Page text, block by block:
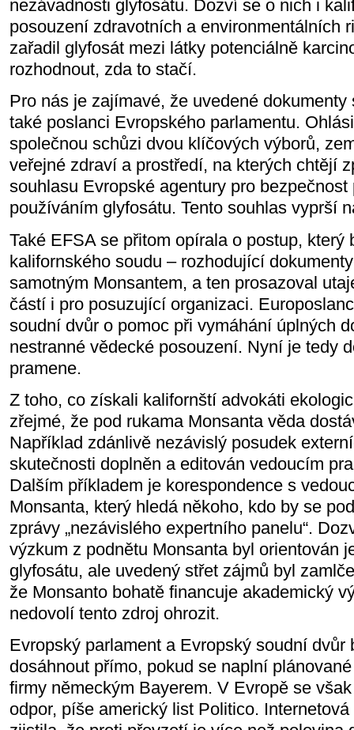
nezávadnosti glyfosátu. Dozví se o nich i
posouzení zdravotních a environmentálních
zařadil glyfosát mezi látky potenciálně
rozhodnout, zda to stačí.
Pro nás je zajímavé, že uvedené
také poslanci Evropského parlamentu.
společnou schůzi dvou klíčových výborů,
veřejné zdraví a prostředí, na kterých chtějí
souhlasu Evropské agentury pro
používáním glyfosátu. Tento souhlas vyprší
Také EFSA se přitom opírala o postup, který
kalifornského soudu – rozhodující
samotným Monsantem, a ten prosazoval
částí i pro posuzující organizaci.
soudní dvůr o pomoc při vymáhání úplných
nestranné vědecké posouzení. Nyní je tedy
pramene.
Z toho, co získali kalifornští advokáti
zřejmé, že pod rukama Monsanta věda
Například zdánlivě nezávislý posudek
skutečnosti doplněn a editován vedoucím
Dalším příkladem je korespondence s
Monsanta, který hledá někoho, kdo by se
zprávy „nezávislého expertního panelu“.
výzkum z podnětu Monsanta byl orientován
glyfosátu, ale uvedený střet zájmů byl
že Monsanto bohatě financuje akademický
nedovolí tento zdroj ohrozit.
Evropský parlament a Evropský soudní dvůr
dosáhnout přímo, pokud se naplní
firmy německým Bayerem. V Evropě se
odpor, píše americký list Politico.